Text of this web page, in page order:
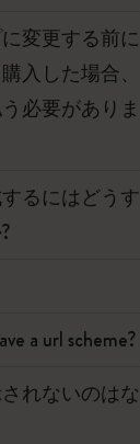
変更する前に
入した場合、
必要がありま
るにはどうす
a url scheme?
れないのはな